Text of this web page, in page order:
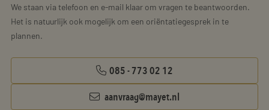
We staan via telefoon en e-mail klaar om vragen te beantwoorden.
Het is natuurlijk ook mogelijk om een oriëntatiegesprek in te
plannen.
085 - 773 02 12
aanvraag@mayet.nl